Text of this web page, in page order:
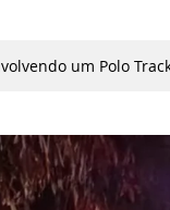
um Polo